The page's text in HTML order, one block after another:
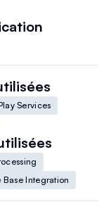
Services
Integration